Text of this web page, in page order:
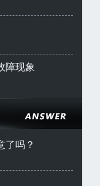
障现象
了吗？